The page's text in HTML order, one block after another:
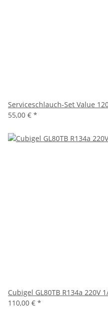
Serviceschlauch-Set Value
55,00 € *
Cubigel GL80TB R134a 220V
110,00 € *